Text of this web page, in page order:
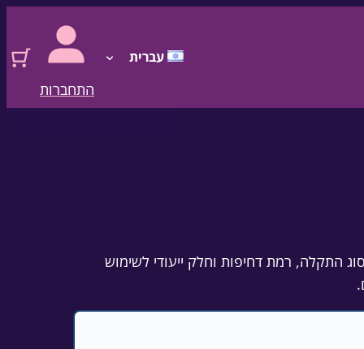
עברית
התחברות
התקלה, רמת דחיפות וחלק ייעודי לשימוש